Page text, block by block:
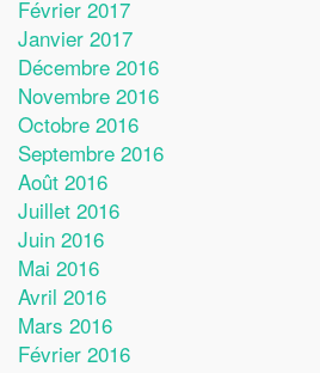
Février 2017
Janvier 2017
Décembre 2016
Novembre 2016
Octobre 2016
Septembre 2016
Août 2016
Juillet 2016
Juin 2016
Mai 2016
Avril 2016
Mars 2016
Février 2016